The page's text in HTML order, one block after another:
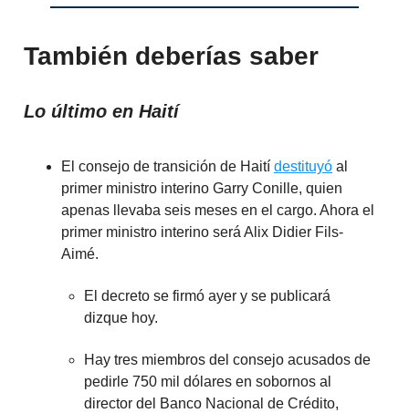
También deberías saber
Lo último en Haití
El consejo de transición de Haití destituyó al
primer ministro interino Garry Conille, quien
apenas llevaba seis meses en el cargo. Ahora el
primer ministro interino será Alix Didier Fils-
Aimé.
El decreto se firmó ayer y se publicará
dizque hoy.
Hay tres miembros del consejo acusados de
pedirle 750 mil dólares en sobornos al
director del Banco Nacional de Crédito,